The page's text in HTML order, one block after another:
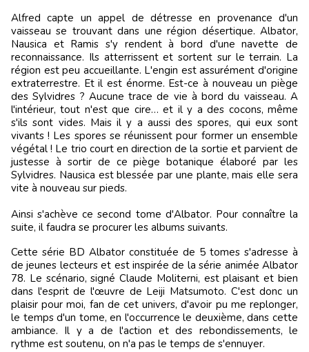
Alfred capte un appel de détresse en provenance d'un
vaisseau se trouvant dans une région désertique. Albator,
Nausica et Ramis s'y rendent à bord d'une navette de
reconnaissance. Ils atterrissent et sortent sur le terrain. La
région est peu accueillante. L'engin est assurément d'origine
extraterrestre. Et il est énorme. Est-ce à nouveau un piège
des Sylvidres ? Aucune trace de vie à bord du vaisseau. A
l'intérieur, tout n'est que cire… et il y a des cocons, même
s'ils sont vides. Mais il y a aussi des spores, qui eux sont
vivants ! Les spores se réunissent pour former un ensemble
végétal ! Le trio court en direction de la sortie et parvient de
justesse à sortir de ce piège botanique élaboré par les
Sylvidres. Nausica est blessée par une plante, mais elle sera
vite à nouveau sur pieds.
Ainsi s'achève ce second tome d'Albator. Pour connaître la
suite, il faudra se procurer les albums suivants.
Cette série BD Albator constituée de 5 tomes s'adresse à
de jeunes lecteurs et est inspirée de la série animée Albator
78. Le scénario, signé Claude Moliterni, est plaisant et bien
dans l'esprit de l'œuvre de Leiji Matsumoto. C'est donc un
plaisir pour moi, fan de cet univers, d'avoir pu me replonger,
le temps d'un tome, en l'occurrence le deuxième, dans cette
ambiance. Il y a de l'action et des rebondissements, le
rythme est soutenu, on n'a pas le temps de s'ennuyer.